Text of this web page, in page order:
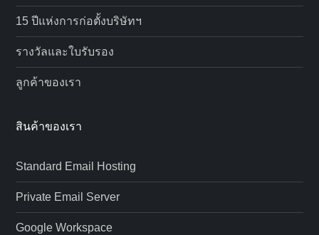
15 ปีแห่งการก่อตั้งบริษัทฯ
รางวัลและใบรับรอง
ลูกค้าของเรา
สินค้าของเรา
Standard Email Hosting
Private Email Server
Google Workspace